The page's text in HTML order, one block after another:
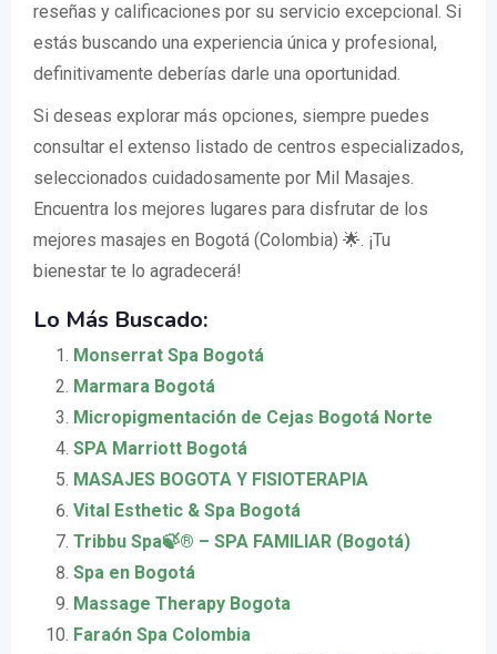
reseñas y calificaciones por su servicio excepcional. Si
estás buscando una experiencia única y profesional,
definitivamente deberías darle una oportunidad.
Si deseas explorar más opciones, siempre puedes
consultar el extenso listado de centros especializados,
seleccionados cuidadosamente por Mil Masajes.
Encuentra los mejores lugares para disfrutar de los
mejores masajes en Bogotá (Colombia) 🌟. ¡Tu
bienestar te lo agradecerá!
Lo Más Buscado:
Monserrat Spa Bogotá
Marmara Bogotá
Micropigmentación de Cejas Bogotá Norte
SPA Marriott Bogotá
MASAJES BOGOTA Y FISIOTERAPIA
Vital Esthetic & Spa Bogotá
Tribbu Spa🍃®️ – SPA FAMILIAR (Bogotá)
Spa en Bogotá
Massage Therapy Bogota
Faraón Spa Colombia